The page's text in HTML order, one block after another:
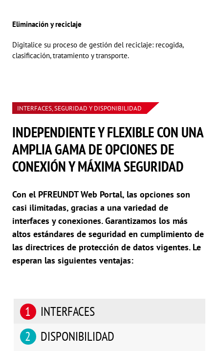
Eliminación y reciclaje
Digitalice su proceso de gestión del reciclaje: recogida,
clasificación, tratamiento y transporte.
INTERFACES, SEGURIDAD Y DISPONIBILIDAD
INDEPENDIENTE Y FLEXIBLE CON UNA
AMPLIA GAMA DE OPCIONES DE
CONEXIÓN Y MÁXIMA SEGURIDAD
Con el PFREUNDT Web Portal, las opciones son
casi ilimitadas, gracias a una variedad de
interfaces y conexiones. Garantizamos los más
altos estándares de seguridad en cumplimiento de
las directrices de protección de datos vigentes. Le
esperan las siguientes ventajas:
INTERFACES
DISPONIBILIDAD